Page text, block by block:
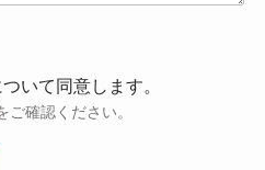
いて同意します。
ご確認ください。